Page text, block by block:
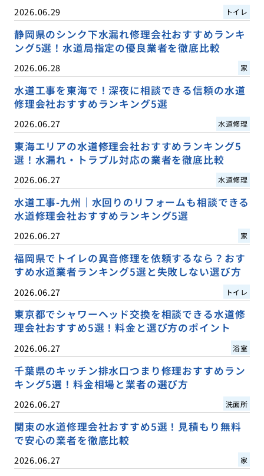
2026.06.29 トイレ
静岡県のシンク下水漏れ修理会社おすすめランキ
ング5選！水道局指定の優良業者を徹底比較
2026.06.28 家
水道工事を東海で！深夜に相談できる信頼の水道
修理会社おすすめランキング5選
2026.06.27 水道修理
東海エリアの水道修理会社おすすめランキング5
選！水漏れ・トラブル対応の業者を徹底比較
2026.06.27 水道修理
水道工事-九州｜水回りのリフォームも相談できる
水道修理会社おすすめランキング5選
2026.06.27 家
福岡県でトイレの異音修理を依頼するなら？おす
すめ水道業者ランキング5選と失敗しない選び方
2026.06.27 トイレ
東京都でシャワーヘッド交換を相談できる水道修
理会社おすすめ5選！料金と選び方のポイント
2026.06.27 浴室
千葉県のキッチン排水口つまり修理おすすめラン
キング5選！料金相場と業者の選び方
2026.06.27 洗面所
関東の水道修理会社おすすめ5選！見積もり無料
で安心の業者を徹底比較
2026.06.27 家